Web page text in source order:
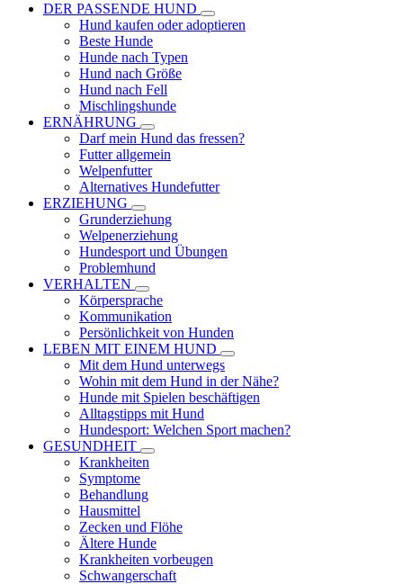
DER PASSENDE HUND
Hund kaufen oder adoptieren
Beste Hunde
Hunde nach Typen
Hund nach Größe
Hund nach Fell
Mischlingshunde
ERNÄHRUNG
Darf mein Hund das fressen?
Futter allgemein
Welpenfutter
Alternatives Hundefutter
ERZIEHUNG
Grunderziehung
Welpenerziehung
Hundesport und Übungen
Problemhund
VERHALTEN
Körpersprache
Kommunikation
Persönlichkeit von Hunden
LEBEN MIT EINEM HUND
Mit dem Hund unterwegs
Wohin mit dem Hund in der Nähe?
Hunde mit Spielen beschäftigen
Alltagstipps mit Hund
Hundesport: Welchen Sport machen?
GESUNDHEIT
Krankheiten
Symptome
Behandlung
Hausmittel
Zecken und Flöhe
Ältere Hunde
Krankheiten vorbeugen
Schwangerschaft